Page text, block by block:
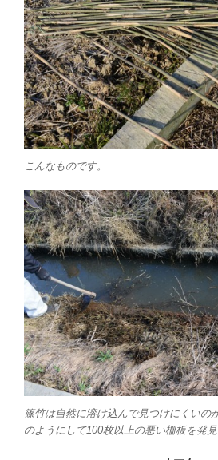
こんなものです。
篠竹は自然に溶け込んで見つけにくいの
のようにして100枚以上の悪い柵板を発見